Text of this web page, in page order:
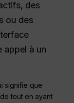
des
ou des
appel à un
signifie que
tout en ayant